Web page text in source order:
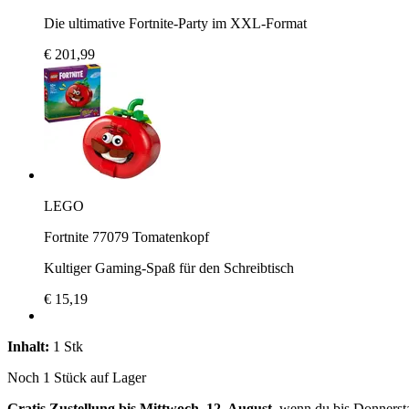
Die ultimative Fortnite-Party im XXL-Format
€ 201,99
LEGO
Fortnite 77079 Tomatenkopf
Kultiger Gaming-Spaß für den Schreibtisch
€ 15,19
Inhalt: 1 Stk
Noch 1 Stück auf Lager